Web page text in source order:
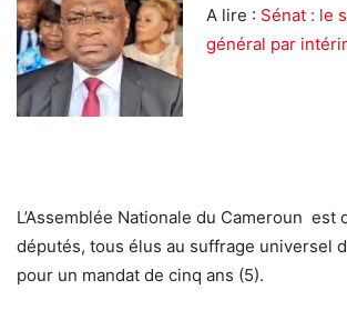
A lire : Sénat : le
général par
L’Assemblée Nationale du Cameroun est
députés, tous élus au suffrage universel
pour un mandat de cinq ans (5).